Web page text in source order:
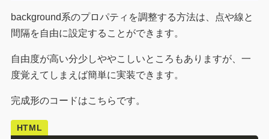
background系のプロパティを調整する方法は、点や線と
間隔を自由に設定することができます。
自由度が高い分少しややこしいところもありますが、一
度覚えてしまえば簡単に実装できます。
完成形のコードはこちらです。
HTML